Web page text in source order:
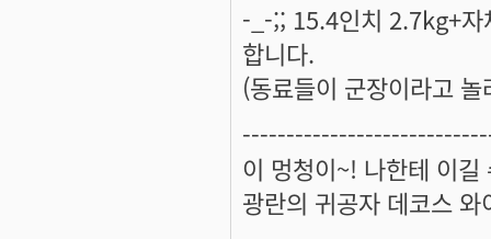
-_-;; 15.4인치 2.7kg+자
합니다.
(동료들이 군장이라고
이 멍청이~! 나한테 이
광란의 귀공자 데코스